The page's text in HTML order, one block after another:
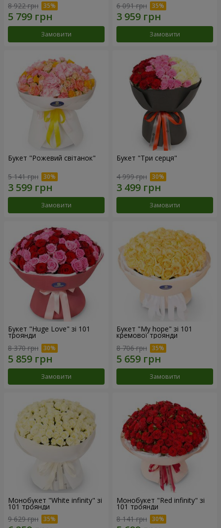
8 922 грн
Замовити
6 091 грн
Замовити
Букет "Рожевий світанок"
5 141 грн
Замовити
Букет "Три серця"
4 999 грн
Замовити
Букет "Huge Love" зі 101
троянди
8 370 грн
Замовити
Букет "My hope" зі 101
кремової троянди
8 706 грн
Замовити
Монобукет "White infinity" зі
101 троянди
9 629 грн
Монобукет "Red infinity" зі
101 троянди
8 141 грн